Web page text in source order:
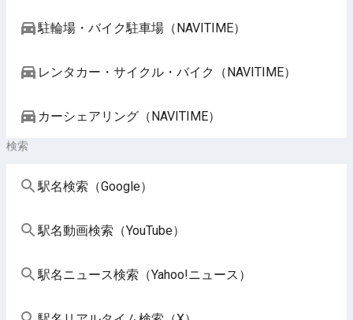
駐輪場・バイク駐車場（NAVITIME）
レンタカー・サイクル・バイク（NAVITIME）
カーシェアリング（NAVITIME）
検索
駅名検索（Google）
駅名動画検索（YouTube）
駅名ニュース検索（Yahoo!ニュース）